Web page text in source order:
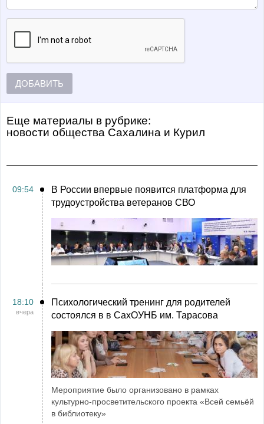
ДОБАВИТЬ
Еще материалы в рубрике:
Новости общества Сахалина и Курил
09:54
В России впервые появится платформа для
трудоустройства ветеранов СВО
18:10
вчера
Психологический тренинг для родителей
состоялся в в СахОУНБ им. Тарасова
Мероприятие было организовано в рамках
культурно-просветительского проекта «Всей семьёй
в библиотеку»